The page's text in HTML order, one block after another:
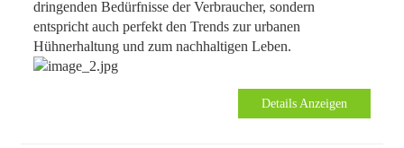
dringenden Bedürfnisse der Verbraucher, sondern
entspricht auch perfekt den Trends zur urbanen
Hühnerhaltung und zum nachhaltigen Leben.
Details Anzeigen